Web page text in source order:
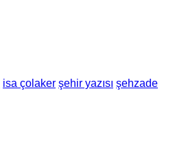
isa çolaker şehir yazısı şehzade